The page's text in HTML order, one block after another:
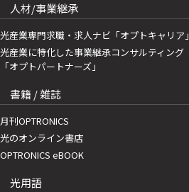
人材/事業継承
光産業専門求職・求人ナビ「オプトキャリア」
光産業に特化した事業継承コンサルティング
「オプトパートナーズ」
書籍 / 雑誌
月刊OPTRONICS
光のオンライン書店
OPTRONICS eBOOK
光用語